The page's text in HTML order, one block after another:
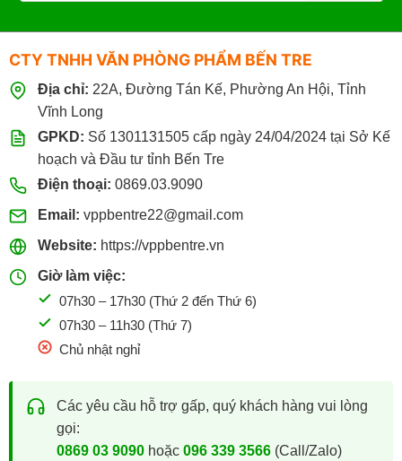
CTY TNHH VĂN PHÒNG PHẨM BẾN TRE
Địa chỉ: 22A, Đường Tán Kế, Phường An Hội, Tỉnh
Vĩnh Long
GPKD: Số 1301131505 cấp ngày 24/04/2024 tại Sở Kế
hoạch và Đầu tư tỉnh Bến Tre
Điện thoại: 0869.03.9090
Email: vppbentre22@gmail.com
Website: https://vppbentre.vn
Giờ làm việc:
07h30 – 17h30 (Thứ 2 đến Thứ 6)
07h30 – 11h30 (Thứ 7)
Chủ nhật nghỉ
Các yêu cầu hỗ trợ gấp, quý khách hàng vui lòng
gọi:
0869 03 9090hoặc 096 339 3566(Call/Zalo)